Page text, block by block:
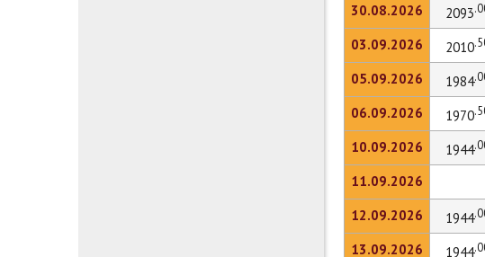
30.08.2026
03.09.2026
05.09.2026
06.09.2026
10.09.2026
11.09.2026
12.09.2026
13.09.2026
2093
2010
1984
1970
1944
1944
1944